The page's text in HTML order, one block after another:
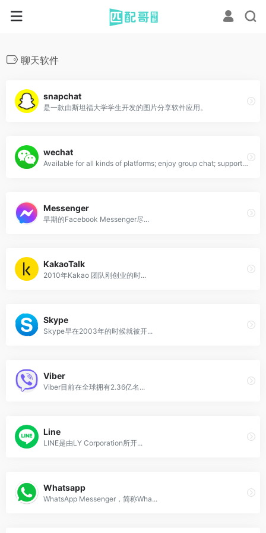
聊天软件
snapchat
是一款由斯坦福大学学生开发的图片分享软件应用。
wechat
Available for all kinds of platforms; enjoy group chat; support voice,photo,video and text messages.
Messenger
早期的Facebook Messenger尽...
KakaoTalk
2010年Kakao 团队刚创业的时...
Skype
Skype早在2003年的时候就被开...
Viber
Viber目前在全球拥有2.36亿名...
Line
LINE是由LY Corporation所开...
Whatsapp
WhatsApp Messenger，简称Wha...